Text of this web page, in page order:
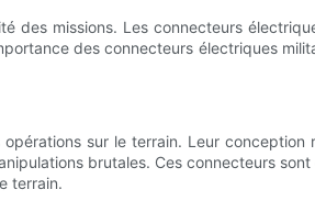
des missions. Les connecteurs
des connecteurs électriques
sur le terrain. Leur
brutales. Ces connecteurs
terrain.